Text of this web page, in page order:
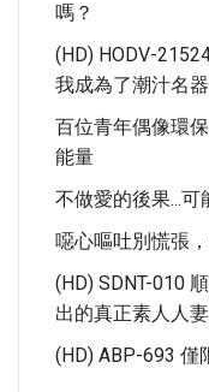
嗎？
(HD) HODV-
我成為了潮汁名
百位青年偶像環
能量
不做愛的後果...
噁心嘔吐別慌張
(HD) SDNT-010
出的真正素人人
(HD) ABP-693 僅